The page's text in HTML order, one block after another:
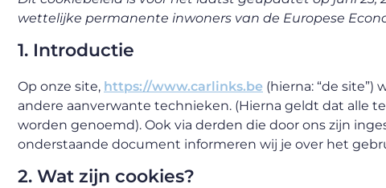
wettelijke permanente inwoners van de Europese
1. Introductie
Op onze site, https://www.carlinks.be (hierna: “de
andere aanverwante technieken. (Hierna geldt dat alle
worden genoemd). Ook via derden die door ons zijn
onderstaande document informeren wij je over het
2. Wat zijn cookies?